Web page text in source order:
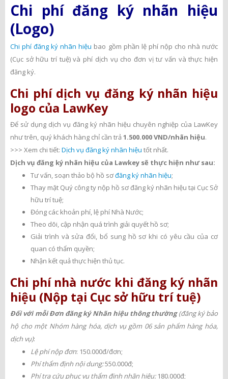
Chi phí đăng ký nhãn hiệu
(Logo)
Chi phí đăng ký nhãn hiệu bao gồm phần lệ phí nộp cho nhà nước
(Cục sở hữu trí tuệ) và phí dịch vụ cho đơn vị tư vấn và thực hiện
đăng ký.
Chi phí dịch vụ đăng ký nhãn hiệu
logo của LawKey
Để sử dụng dịch vụ đăng ký nhãn hiệu chuyên nghiệp của LawKey
như trên, quý khách hàng chỉ cần trả 1.500.000 VND/nhãn hiệu.
>>> Xem chi tiết: Dịch vụ đăng ký nhãn hiệu tốt nhất.
Dịch vụ đăng ký nhãn hiệu của Lawkey sẽ thực hiện như sau:
Tư vấn, soạn thảo bộ hồ sơđăng ký nhãn hiệu;
Thay mặt Quý công ty nộp hồ sơ đăng ký nhãn hiệu tại Cục Sở
hữu trí tuệ;
Đóng các khoản phí, lệ phí Nhà Nước;
Theo dõi, cập nhận quá trình giải quyết hồ sơ;
Giải trình và sửa đổi, bổ sung hồ sơ khi có yêu cầu của cơ
quan có thẩm quyền;
Nhận kết quả thực hiện thủ tục.
Chi phí nhà nước khi đăng ký nhãn
hiệu (Nộp tại Cục sở hữu trí tuệ)
Đối với mỗi Đơn đăng ký Nhãn hiệu thông thường(đăng ký bảo
hộ cho một Nhóm hàng hóa, dịch vụ gồm 06 sản phẩm hàng hóa,
dịch vụ):
Lệ phí nộp đơn: 150.000đ/đơn;
Phí thẩm định nội dung:550.000đ;
Phí tra cứu phục vụ thẩm định nhãn hiệu: 180.000đ;